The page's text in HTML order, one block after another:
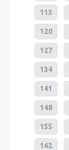
113
120
127
134
141
148
155
162